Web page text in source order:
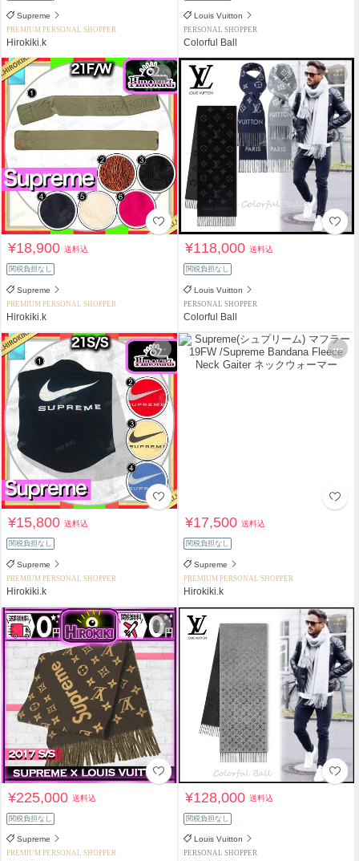
Supreme
PREMIUM PERSONAL SHOPPER
Hirokiki.k
Louis Vuitton
PERSONAL SHOPPER
Colorful Ball
¥18,900送料込
関税負担なし
Supreme
PREMIUM PERSONAL SHOPPER
Hirokiki.k
¥118,000送料込
関税負担なし
Louis Vuitton
PERSONAL SHOPPER
Colorful Ball
¥15,800送料込
関税負担なし
Supreme
PREMIUM PERSONAL SHOPPER
Hirokiki.k
¥17,500送料込
関税負担なし
Supreme
PREMIUM PERSONAL SHOPPER
Hirokiki.k
¥225,000送料込
関税負担なし
Supreme
PREMIUM PERSONAL SHOPPER
¥128,000送料込
関税負担なし
Louis Vuitton
PERSONAL SHOPPER